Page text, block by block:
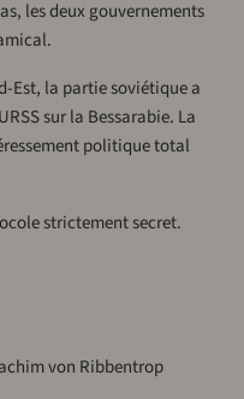
les deux gouvernements
Est, la partie soviétique a
sur la Bessarabie. La
politique total
strictement secret.
von Ribbentrop